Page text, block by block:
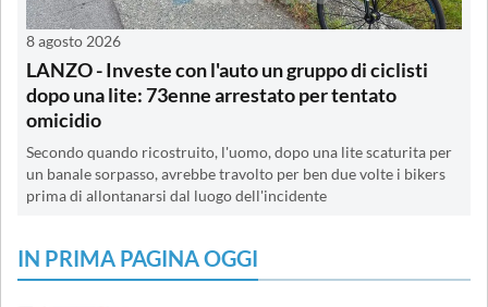
8 agosto 2026
LANZO - Investe con l'auto un gruppo di ciclisti
dopo una lite: 73enne arrestato per tentato
omicidio
Secondo quando ricostruito, l'uomo, dopo una lite scaturita per
un banale sorpasso, avrebbe travolto per ben due volte i bikers
prima di allontanarsi dal luogo dell'incidente
IN PRIMA PAGINA OGGI